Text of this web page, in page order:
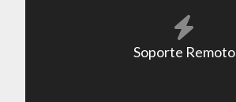
Soporte Remoto